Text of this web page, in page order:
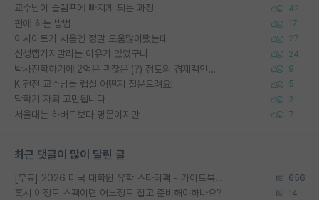
교수님이 슬럼프에 빠지게 되는 과정 42
편애 하는 방법 17
이사이트가 처음엔 정말 도움많이됐는데 27
신생랩가지말라는 이유가 있었구나 24
박사진학하기에 2억은 괜찮은 (?) 정도의 경제력인가요 9
K 전전 교수님들 랩실 어떤지 질문드려요! 5
막학기 자퇴 고민됩니다 3
서울대는 하버드보다 명문이지만 7
최근 댓글이 많이 달린 글
[무료] 2026 미국 대학원 유학 스타터팩 - 가이드북 & 합격자 컨택메일 템플릿 656
혹시 이정도 스펙이면 어느정도 잡고 준비해야하나요? 14